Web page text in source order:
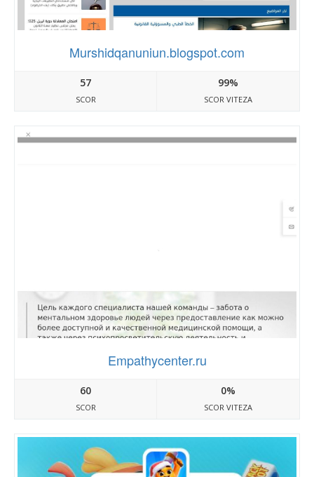
Murshidqanuniun.blogspot.com
57
SCOR
99%
SCOR VITEZA
Empathycenter.ru
60
SCOR
0%
SCOR VITEZA